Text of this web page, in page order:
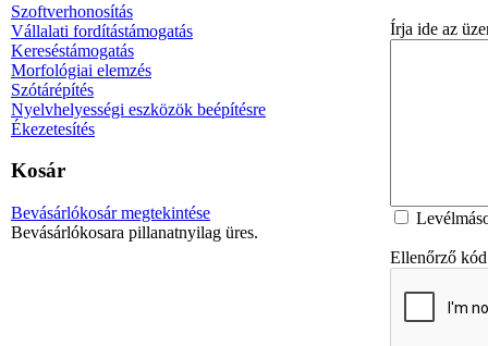
Szoftverhonosítás
Vállalati fordítástámogatás
Kereséstámogatás
Morfológiai elemzés
Szótárépítés
Nyelvhelyességi eszközök beépítésre
Ékezetesítés
Kosár
Bevásárlókosár megtekintése
Bevásárlókosara pillanatnyilag üres.
Írja ide az
Ellenőrző kód